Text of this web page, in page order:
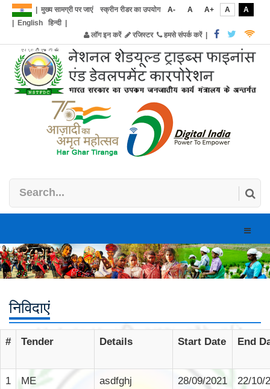
मुख्य सामग्री पर जाएं स्क्रीन रीडर का उपयोग A- A A+ A
A
English हिन्दी|
लॉग इन करें
रजिस्टर हमसे संपर्क करें|
Toggle
निविदाएं
# Tender Details Start Date End
1 ME asdfghj 28/09/2021 22/10/